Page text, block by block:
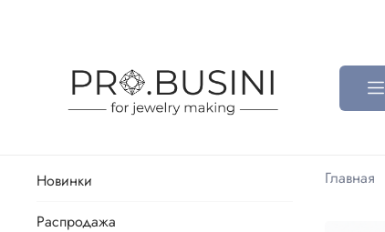
Главная
Новинки
Распродажа